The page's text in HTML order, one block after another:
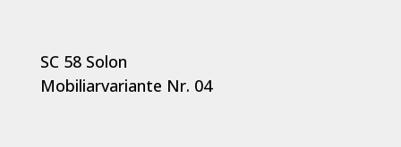
SC 58 Solon
Mobiliarvariante Nr. 04